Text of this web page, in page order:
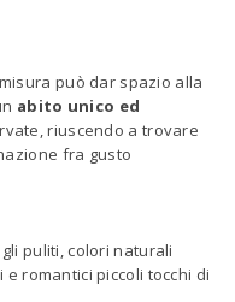
può dar spazio alla
abito unico ed
riuscendo a trovare
fra gusto
puliti, colori naturali
romantici piccoli tocchi di